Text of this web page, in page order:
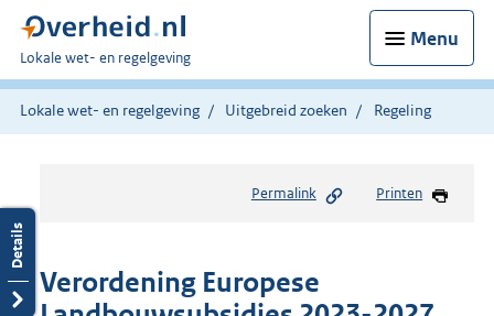
Menu
U
bent
hier:
Lokale wet- en regelgeving
Lokale wet- en regelgeving Uitgebreid zoeken Regeling
Permalink Printen
Verordening Europese